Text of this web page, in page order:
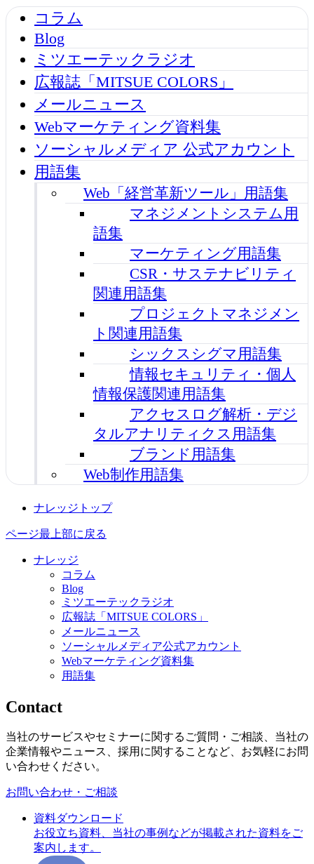
コラム
Blog
ミツエーテックラジオ
広報誌「MITSUE COLORS」
メールニュース
Webマーケティング資料集
ソーシャルメディア 公式アカウント
用語集
Web「経営革新ツール」用語集
マネジメントシステム用
語集
マーケティング用語集
CSR・サステナビリティ
関連用語集
プロジェクトマネジメン
ト関連用語集
シックスシグマ用語集
情報セキュリティ・個人
情報保護関連用語集
アクセスログ解析・デジ
タルアナリティクス用語集
ブランド用語集
Web制作用語集
ナレッジトップ
ページ最上部に戻る
ナレッジ
コラム
Blog
ミツエーテックラジオ
広報誌「MITSUE COLORS」
メールニュース
ソーシャルメディア公式アカウント
Webマーケティング資料集
用語集
Contact
当社のサービスやセミナーに関するご質問・ご相談、当社の
企業情報やニュース、採用に関することなど、お気軽にお問
い合わせください。
お問い合わせ・ご相談
資料ダウンロード
お役立ち資料、当社の事例などが掲載された資料をご
案内します。